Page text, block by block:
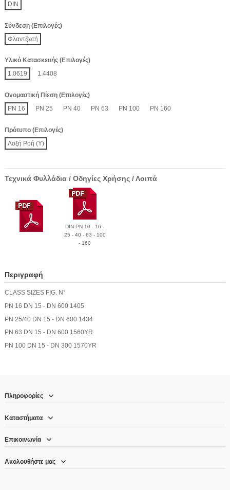
DIN
Σύνδεση (Επιλογές)
Φλαντζωτή
Υλικό Κατασκευής (Επιλογές)
1.0619
1.4408
Ονομαστική Πίεση (Επιλογές)
PN 16
PN 25 PN 40 PN 63 PN 100 PN 160
Πρότυπο (Επιλογές)
Λοξή Ροή (Y)
Τεχνικά Φυλλάδια / Οδηγίες Χρήσης / Λοιπά
DIN PN 10 - 16 -
25 - 40 - 63 - 100
- 160
Περιγραφή
CLASS SIZES FIG. N°
PN 16 DN 15 - DN 600 1405
PN 25/40 DN 15 - DN 600 1434
PN 63 DN 15 - DN 600 1560YR
PN 100 DN 15 - DN 300 1570YR
Πληροφορίες
Καταστήματα
Επικοινωνία
Ακολουθήστε μας